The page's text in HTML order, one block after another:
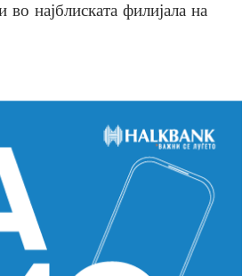
во најблиската филијала на